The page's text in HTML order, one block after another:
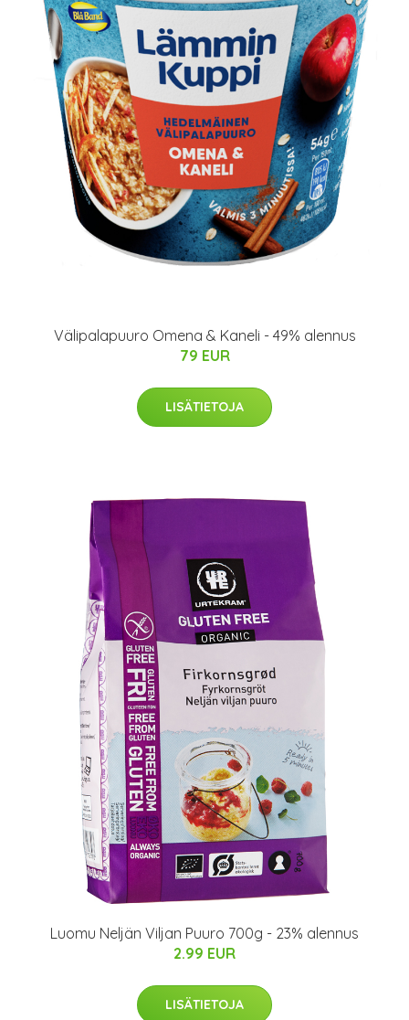
Välipalapuuro Omena & Kaneli - 49% alennus
79 EUR
LISÄTIETOJA
Luomu Neljän Viljan Puuro 700g - 23% alennus
2.99 EUR
LISÄTIETOJA